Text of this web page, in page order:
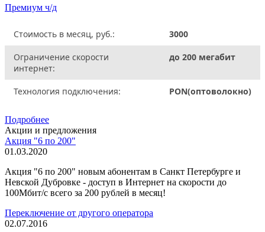
Премиум ч/д
Стоимость в месяц, руб.: 3000
Ограничение скорости
интернет:
до 200 мегабит
Технология подключения: PON(оптоволокно)
Подробнее
Акции и предложения
Акция "6 по 200"
01.03.2020
Акция "6 по 200" новым абонентам в Санкт Петербурге и
Невской Дубровке - доступ в Интернет на скорости до
100Мбит/с всего за 200 рублей в месяц!
Переключение от другого оператора
02.07.2016